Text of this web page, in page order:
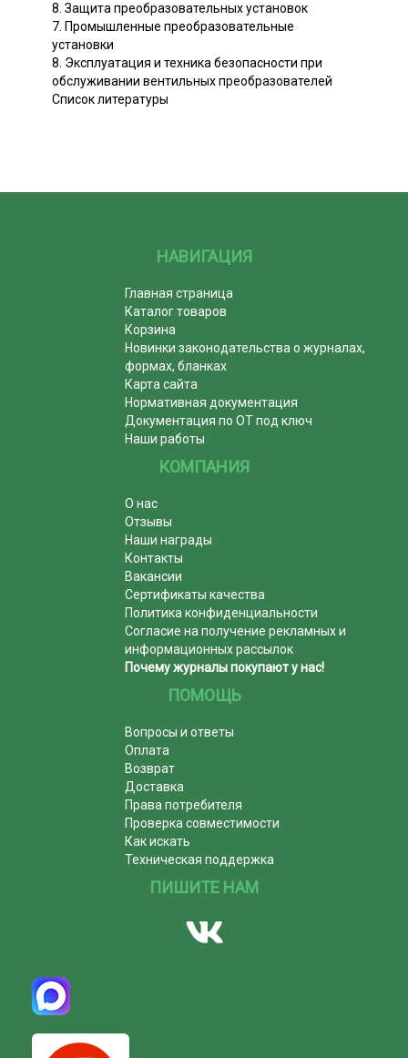
8. Защита преобразовательных установок
7. Промышленные преобразовательные
установки
8. Эксплуатация и техника безопасности при
обслуживании вентильных преобразователей
Список литературы
НАВИГАЦИЯ
Главная страница
Каталог товаров
Корзина
Новинки законодательства о журналах,
формах, бланках
Карта сайта
Нормативная документация
Документация по ОТ под ключ
Наши работы
КОМПАНИЯ
О нас
Отзывы
Наши награды
Контакты
Вакансии
Сертификаты качества
Политика конфиденциальности
Согласие на получение рекламных и
информационных рассылок
Почему журналы покупают у нас!
ПОМОЩЬ
Вопросы и ответы
Оплата
Возврат
Доставка
Права потребителя
Проверка совместимости
Как искать
Техническая поддержка
ПИШИТЕ НАМ